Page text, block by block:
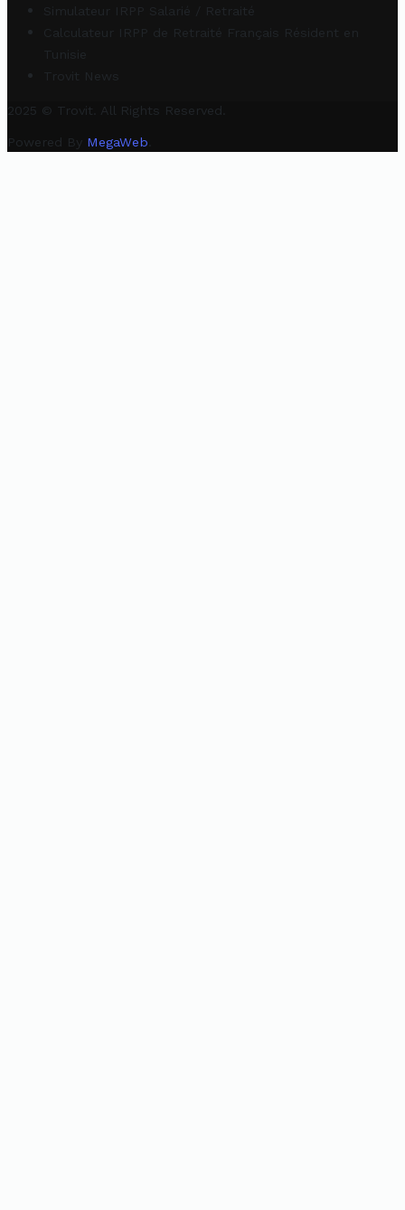
Simulateur IRPP Salarié / Retraité
Calculateur IRPP de Retraité Français Résident en
Tunisie
Trovit News
2025 © Trovit. All Rights Reserved.
Powered By MegaWeb